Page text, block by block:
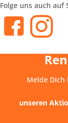
Folge uns auch auf
Melde
unseren